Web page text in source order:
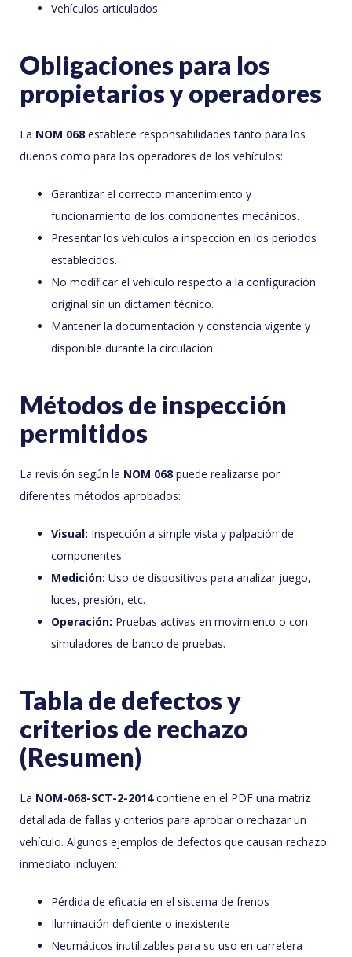
Vehículos articulados
Obligaciones para los
propietarios y operadores
La NOM 068 establece responsabilidades tanto para los
dueños como para los operadores de los vehículos:
Garantizar el correcto mantenimiento y
funcionamiento de los componentes mecánicos.
Presentar los vehículos a inspección en los periodos
establecidos.
No modificar el vehículo respecto a la configuración
original sin un dictamen técnico.
Mantener la documentación y constancia vigente y
disponible durante la circulación.
Métodos de inspección
permitidos
La revisión según la NOM 068 puede realizarse por
diferentes métodos aprobados:
Visual: Inspección a simple vista y palpación de
componentes
Medición: Uso de dispositivos para analizar juego,
luces, presión, etc.
Operación: Pruebas activas en movimiento o con
simuladores de banco de pruebas.
Tabla de defectos y
criterios de rechazo
(Resumen)
La NOM-068-SCT-2-2014contiene en el PDF una matriz
detallada de fallas y criterios para aprobar o rechazar un
vehículo. Algunos ejemplos de defectos que causan rechazo
inmediato incluyen:
Pérdida de eficacia en el sistema de frenos
Iluminación deficiente o inexistente
Neumáticos inutilizables para su uso en carretera